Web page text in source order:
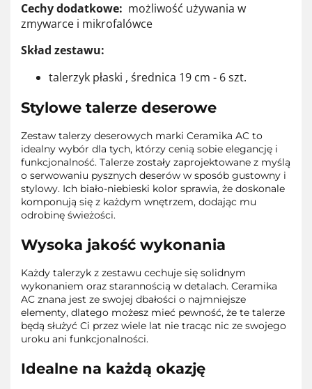
Cechy dodatkowe: możliwość używania w
zmywarce i mikrofalówce
Skład zestawu:
talerzyk płaski , średnica 19 cm - 6 szt.
Stylowe talerze deserowe
Zestaw talerzy deserowych marki Ceramika AC to
idealny wybór dla tych, którzy cenią sobie elegancję i
funkcjonalność. Talerze zostały zaprojektowane z myślą
o serwowaniu pysznych deserów w sposób gustowny i
stylowy. Ich biało-niebieski kolor sprawia, że doskonale
komponują się z każdym wnętrzem, dodając mu
odrobinę świeżości.
Wysoka jakość wykonania
Każdy talerzyk z zestawu cechuje się solidnym
wykonaniem oraz starannością w detalach. Ceramika
AC znana jest ze swojej dbałości o najmniejsze
elementy, dlatego możesz mieć pewność, że te talerze
będą służyć Ci przez wiele lat nie tracąc nic ze swojego
uroku ani funkcjonalności.
Idealne na każdą okazję